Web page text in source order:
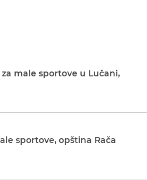
male sportove u Lučani,
sportove, opština Rača